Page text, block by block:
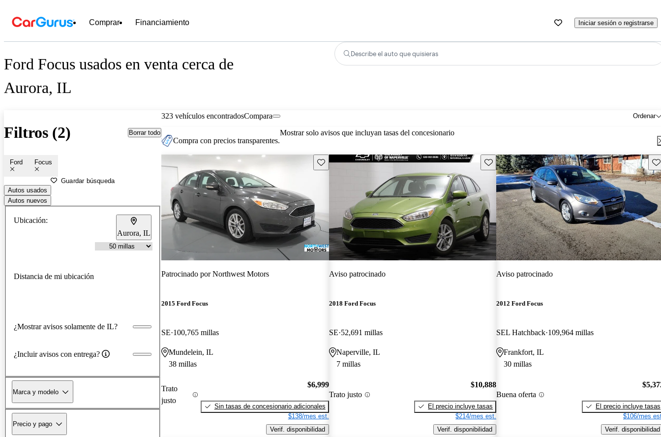
Comprar Financiamiento Iniciar sesión o registrarse
Ford Focus usados en venta cerca de
Aurora, IL
Describe el auto que quisieras
Filtros (2) Borrar todo
Ford Focus
Guardar búsqueda
Autos usados
Autos nuevos
Ubicación:
Aurora, IL
Distancia de mi ubicación
¿Mostrar avisos solamente de IL?
¿Incluir avisos con entrega?
Marca y modelo
Precio y pago
323 vehículos encontrados Ordenar
Compara
Compra con precios transparentes.
Mostrar solo avisos que incluyan tasas del concesionario
Guarda este Aviso
Patrocinado porNorthwest Motors
2015 Ford Focus
SE 100,765 millas
Mundelein, IL
38 millas
Trato
justo
$6,999
Sin tasas de concesionario adicionales
$138/mes est.
Verif. disponibilidad
Guarda este Aviso
Aviso patrocinado
2018 Ford Focus
SE 52,691 millas
Naperville, IL
7 millas
Trato justo
$10,888
El precio incluye tasas
$214/mes est.
Verif. disponibilidad
Aviso patrocinado
2012 Ford Focus
SEL Hatchback 109,964 millas
Frankfort, IL
30 millas
Buena oferta
El precio incluye tasas
$106/mes
Verif. disponibilidad